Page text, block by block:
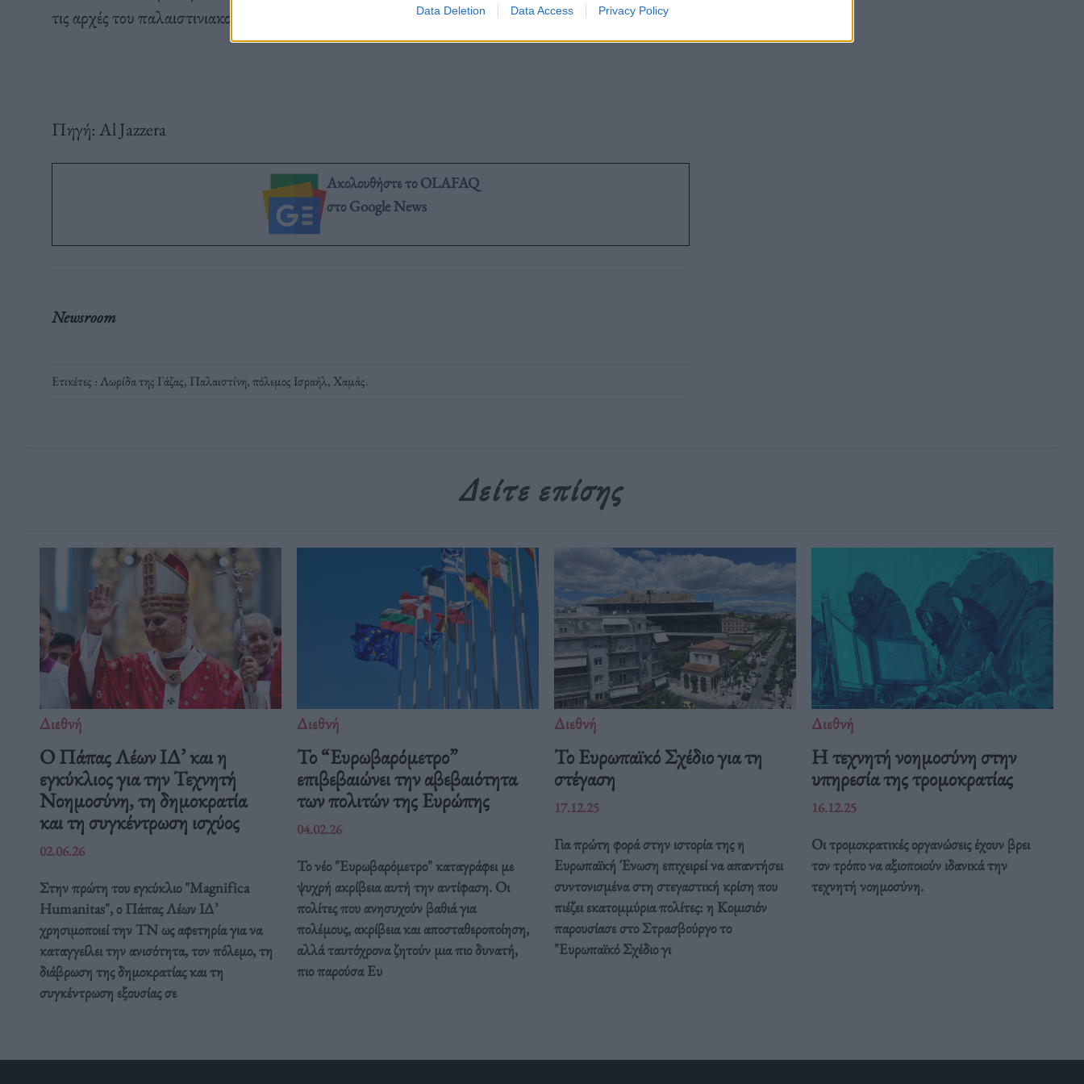
Data Deletion Data Access Privacy Policy
τις αρχές του παλαιστινιακού θύλακα.
Πηγή: Al Jazzera
Ακολουθήστε το OLAFAQ
στο Google News
Newsroom
Ετικέτες :Λωρίδα της Γάζας, Παλαιστίνη,πόλεμος Ισραήλ,Χαμάς.
Δείτε επίσης
Διεθνή
Ο Πάπας Λέων ΙΔ’ και η
εγκύκλιος για την Τεχνητή
Νοημοσύνη, τη δημοκρατία
και τη συγκέντρωση ισχύος
02.06.26
Στην πρώτη του εγκύκλιο "Magnifica
Humanitas", ο Πάπας Λέων ΙΔ’
χρησιμοποιεί την ΤΝ ως αφετηρία για να
καταγγείλει την ανισότητα, τον πόλεμο, τη
διάβρωση της δημοκρατίας και τη
συγκέντρωση εξουσίας σε
Διεθνή
Το “Ευρωβαρόμετρο”
επιβεβαιώνει την αβεβαιότητα
των πολιτών της Ευρώπης
04.02.26
Το νέο "Ευρωβαρόμετρο" καταγράφει με
ψυχρή ακρίβεια αυτή την αντίφαση. Oι
πολίτες που ανησυχούν βαθιά για
πολέμους, ακρίβεια και αποσταθεροποίηση,
αλλά ταυτόχρονα ζητούν μια πιο δυνατή,
πιο παρούσα Ευ
Διεθνή
Το Ευρωπαϊκό Σχέδιο για τη
στέγαση
17.12.25
Για πρώτη φορά στην ιστορία της η
Ευρωπαϊκή Ένωση επιχειρεί να απαντήσει
συντονισμένα στη στεγαστική κρίση που
πιέζει εκατομμύρια πολίτες: η Κομισιόν
παρουσίασε στο Στρασβούργο το
"Ευρωπαϊκό Σχέδιο γι
Διεθνή
Η τεχνητή νοημοσύνη στην
υπηρεσία της τρομοκρατίας
16.12.25
Οι τρομοκρατικές οργανώσεις έχουν βρει
τον τρόπο να αξιοποιούν ιδανικά την
τεχνητή νοημοσύνη.